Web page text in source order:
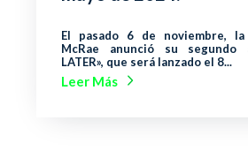
El pasado 6 de noviembre,
McRae anunció su segundo
LATER», que será lanzado el 8...
Leer Más